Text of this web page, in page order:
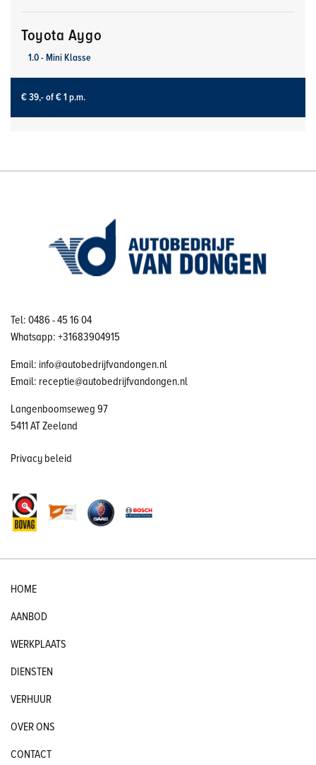
Toyota Aygo
1.0 - Mini Klasse
€ 39,-of € 1 p.m.
Tel: 0486 - 45 16 04
Whatsapp: +31683904915
Email: info@autobedrijfvandongen.nl
Email: receptie@autobedrijfvandongen.nl
Langenboomseweg 97
5411 AT Zeeland
Privacy beleid
HOME
AANBOD
WERKPLAATS
DIENSTEN
VERHUUR
OVER ONS
CONTACT